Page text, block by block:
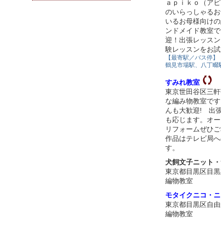
ａｐｉｋｏ（ア
のいらっしゃる
いるお母様向け
ンドメイド教室
迎！出張レッス
験レッスンをお
【最寄駅／バス停】
鶴見市場駅、八丁畷
すみれ教室
東京世田谷区三
な編み物教室で
んも大歓迎! 出
も応じます。オ
リフォームぜひ
作品はテレビ局
す。
犬飼文子ニット
東京都目黒区目
編物教室
モタイクニコ・
東京都目黒区自
編物教室